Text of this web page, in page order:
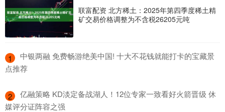
联富配资 北方稀土：2025年第四季度稀土精
矿交易价格调整为不含税26205元吨
1
​中银两融 免费畅游绝美中国! 十大不花钱就能打卡的宝藏景
点推荐
2
​亿融策略 KD淡定备战湖人！12位专家一致看好火箭晋级 休
媒评分证阵容之强